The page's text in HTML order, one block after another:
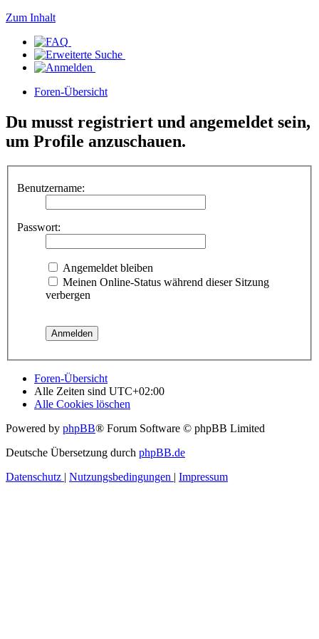
Zum Inhalt
Foren-Übersicht
Du musst registriert und angemeldet sein,
um Profile anzuschauen.
Benutzername:
Passwort:
Angemeldet bleiben
Meinen Online-Status während dieser Sitzung
verbergen
Foren-Übersicht
Alle Zeiten sind UTC+02:00
Alle Cookies löschen
Powered by phpBB® Forum Software © phpBB Limited
Deutsche Übersetzung durch phpBB.de
Datenschutz | Nutzungsbedingungen | Impressum